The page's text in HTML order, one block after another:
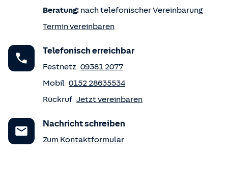
Beratung: nach telefonischer Vereinbarung
Termin vereinbaren
Telefonisch erreichbar
Festnetz 09381 2077
Mobil 0152 28635534
Rückruf Jetzt vereinbaren
Nachricht schreiben
Zum Kontaktformular